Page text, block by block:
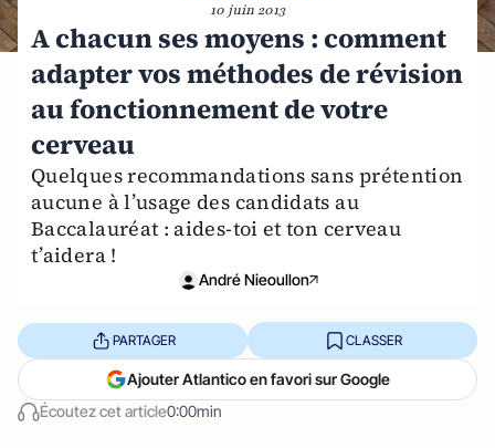
10 juin 2013
A chacun ses moyens : comment
adapter vos méthodes de révision
au fonctionnement de votre
cerveau
Quelques recommandations sans prétention
aucune à l’usage des candidats au
Baccalauréat : aides-toi et ton cerveau
t’aidera !
André Nieoullon
Écoutez cet article0:00min
PARTAGER CLASSER
Ajouter Atlantico en favori sur Google